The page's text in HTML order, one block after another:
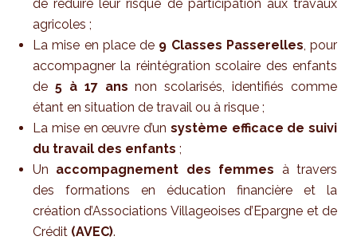
de réduire leur risque de participation aux travaux
agricoles ;
La mise en place de 9 Classes Passerelles, pour
accompagner la réintégration scolaire des enfants
de 5 à 17 ans non scolarisés, identifiés comme
étant en situation de travail ou à risque ;
La mise en œuvre d’un système efficace de suivi
du travail des enfants ;
Un accompagnement des femmes à travers
des formations en éducation financière et la
création d’Associations Villageoises d’Epargne et de
Crédit (AVEC).